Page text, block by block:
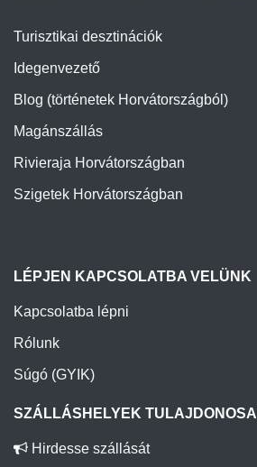
Turisztikai desztinációk
Idegenvezető
Blog (történetek Horvátországból)
Magánszállás
Rivieraja Horvátországban
Szigetek Horvátországban
LÉPJEN KAPCSOLATBA VELÜNK
Kapcsolatba lépni
Rólunk
Súgó (GYIK)
SZÁLLÁSHELYEK TULAJDONOSAI
Hirdesse szállását